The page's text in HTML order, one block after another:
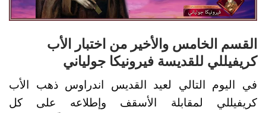
القسم الخامس والأخير من اختبار الأب
كريفيللي للقديسة فيرونيكا جولياني
في اليوم التالي لعيد القديس اندراوس ذهب الأب
كريفيللي لمقابلة الأسقف وإطلاعه على كل